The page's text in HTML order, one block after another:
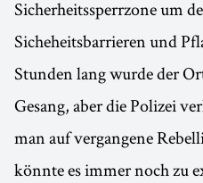
Sicherheitssperrzone um
Sicheheitsbarrieren und
Stunden lang wurde der
Gesang, aber die Polizei
man auf vergangene
könnte es immer noch zu